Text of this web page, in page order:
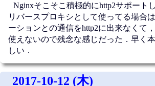
Nginxそこそこ積極的にhttp2サポート
リバースプロキシとして使ってる場合
ーションとの通信をhttp2に出来なくて
使えないので残念な感じだった．早く
しい．
2017-10-12 (木)